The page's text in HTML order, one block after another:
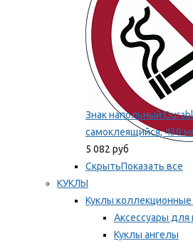
Знак напольный
самоклеящийся, 430
5 082 руб
СкрытьПоказать все
КУКЛЫ
Куклы
Аксессуары для
Куклы ангелы